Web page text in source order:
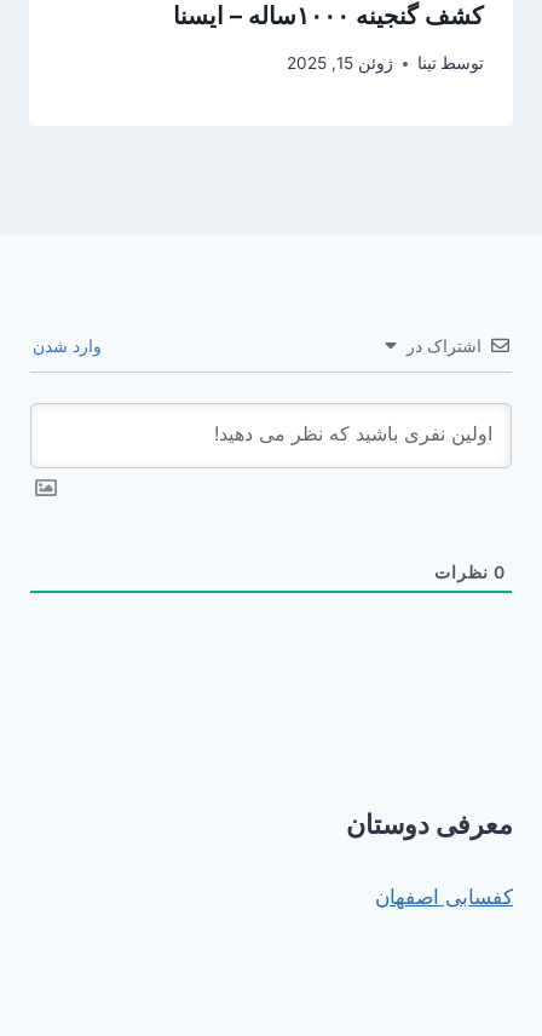
کشف گنجینه ۱۰۰۰ساله – ایسنا
توسط تینا ژوئن 15, 2025
اشتراک در وارد شدن
0 نظرات
معرفی دوستان
کفسابی اصفهان